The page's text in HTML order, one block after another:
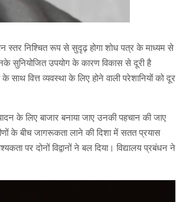
स्तर निश्चित रूप से सुदृढ़ होगा शोध पत्र के माध्यम से
सुनियोजित उपयोग के कारण विकास से दूरी है
साथ वित्त व्यवस्था के लिए होने वाली परेशानियों को दूर
के लिए बाजार बनाया जाए उनकी पहचान की जाए
के बीच जागरूकता लाने की दिशा में सतत प्रयास
पर दोनों विद्वानों ने बल दिया। विद्यालय प्रबंधन ने